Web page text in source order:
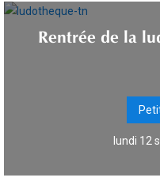
Rentrée de la
lundi 12